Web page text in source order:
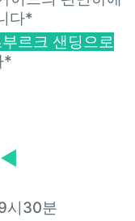
다*
르크 샌딩으로
*
◀
시30분